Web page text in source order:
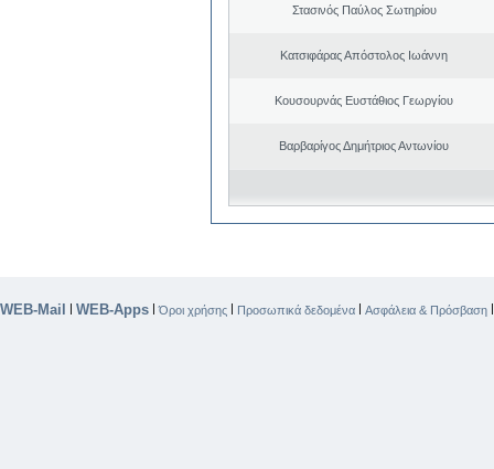
Στασινός Παύλος Σωτηρίου
Κατσιφάρας Απόστολος Ιωάννη
Κουσουρνάς Ευστάθιος Γεωργίου
Βαρβαρίγος Δημήτριος Αντωνίου
WEB-Mail | WEB-Apps |Όροι χρήσης | Προσωπικά δεδομένα | Ασφάλεια & Πρόσβαση